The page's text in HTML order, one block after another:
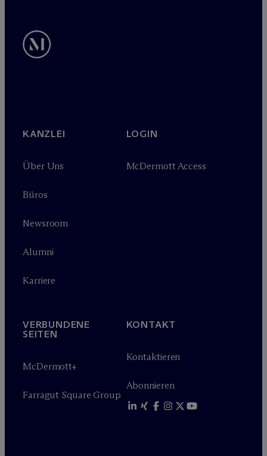
KANZLEI
Über Uns
Büros
Newsroom
Alumni
Karriere
LOGIN
McDermott Access
VERBUNDENE
SEITEN
McDermott+
Farragut Square Group
KONTAKT
Kontaktieren
Abonnieren